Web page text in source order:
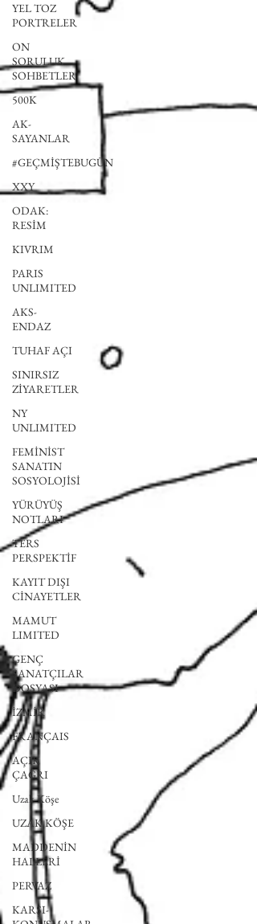
YEL TOZ
PORTRELER
ON
SORULUK
SOHBETLER
500K
AK-
SAYANLAR
#GEÇMİŞTEBUGÜN
XXY
ODAK:
RESİM
KIVRIM
PARIS
UNLIMITED
AKS-
ENDAZ
TUHAF AÇI
SINIRSIZ
ZİYARETLER
NY
UNLIMITED
FEMİNİST
SANATIN
SOSYOLOJİSİ
YÜRÜYÜŞ
NOTLARI
TERS
PERSPEKTİF
KAYIT DIŞI
CİNAYETLER
MAMUT
LIMITED
GENÇ
SANATÇILAR
DOSYASI
İZMİR
FRANÇAIS
AÇIK
ÇAĞRI
Uzak Köşe
UZAK KÖŞE
MADDENİN
HALLERİ
PERVAZ
KARŞI-